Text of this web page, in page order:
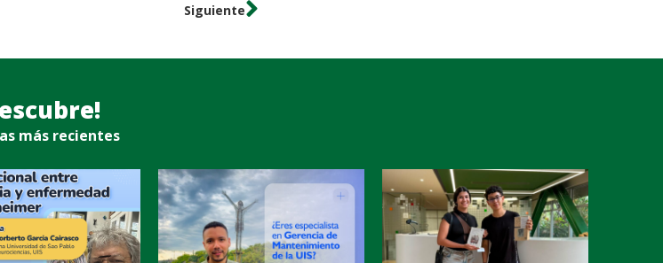
Siguiente
más recientes